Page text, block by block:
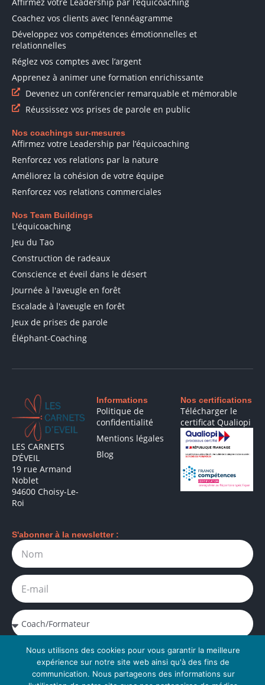
Coachez vos clients avec l’ennéagramme
Développez vos compétences émotionnelles et
relationnelles
Réglez vos comptes avec l’argent
Apprenez à animer une formation enrichissante
Devenez un conférencier remarquable et mémorable
Réussissez vos prises de parole en public
Nos coachings sur-mesures
Affirmez votre Leadership par l’équicoaching
Renforcez vos relations par la nature
Améliorez la cohésion de votre équipe
Renforcez vos relations commerciales
Nos Team Buildings
L'équicoaching
Jeu du Tao
Construction de radeaux
Conscience et éveil dans le désert
Journée à l'aveugle en forêt
Escalade à l'aveugle en forêt
Jeux de prises de parole
Éléphant-Coaching
LES CARNETS
D’ÉVEIL
19 rue Armand
Noblet
94600 Choisy-Le-
Roi
Informations
Politique de
confidentialité
Mentions légales
Blog
Nos certifications
Télécharger le
certificat Qualiopi
S'abonner à la newsletter :
J'accepte la politique de confidentialité. Je peux me
désabonner à tout moment.
Nous utilisons des cookies pour vous garantir la meilleure
expérience sur notre site web ainsi qu'à des fins de
communication. Nous partageons des informations sur